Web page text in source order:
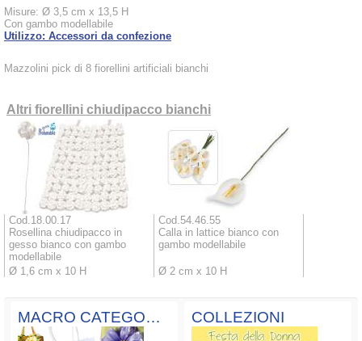
Misure: Ø 3,5 cm x 13,5 H
Con gambo modellabile
Utilizzo: Accessori da confezione
Mazzolini pick di 8 fiorellini artificiali bianchi
Altri fiorellini chiudipacco bianchi
Cod.18.00.17
Rosellina chiudipacco in
gesso bianco con gambo
modellabile
Ø 1,6 cm x 10 H
Cod.54.46.55
Calla in lattice bianco con
gambo modellabile
Ø 2 cm x 10 H
MACRO CATEGORIE COLLEZIONI